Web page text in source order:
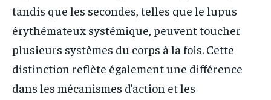
tandis que les secondes, telles que le lupus
érythémateux systémique, peuvent toucher
plusieurs systèmes du corps à la fois. Cette
distinction reflète également une différence
dans les mécanismes d’action et les